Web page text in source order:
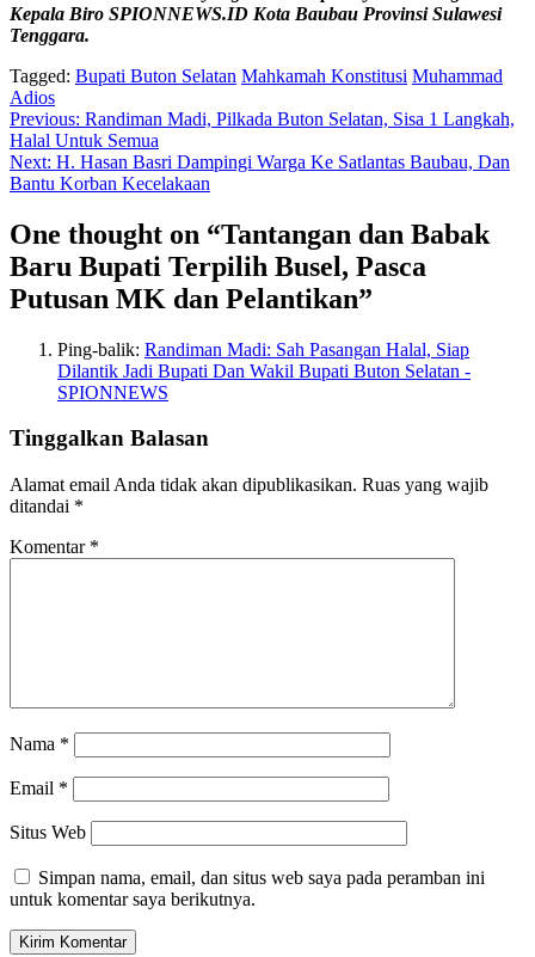
Kepala Biro SPIONNEWS.ID Kota Baubau Provinsi Sulawesi
Tenggara.
Tagged: Bupati Buton Selatan Mahkamah Konstitusi Muhammad
Adios
Navigasi
pos
Previous: Randiman Madi, Pilkada Buton Selatan, Sisa 1 Langkah,
Halal Untuk Semua
Next: H. Hasan Basri Dampingi Warga Ke Satlantas Baubau, Dan
Bantu Korban Kecelakaan
One thought on “Tantangan dan Babak
Baru Bupati Terpilih Busel, Pasca
Putusan MK dan Pelantikan”
Ping-balik: Randiman Madi: Sah Pasangan Halal, Siap
Dilantik Jadi Bupati Dan Wakil Bupati Buton Selatan -
SPIONNEWS
Tinggalkan Balasan
Alamat email Anda tidak akan dipublikasikan. Ruas yang wajib
ditandai *
Komentar *
Nama *
Email *
Situs Web
Simpan nama, email, dan situs web saya pada peramban ini
untuk komentar saya berikutnya.